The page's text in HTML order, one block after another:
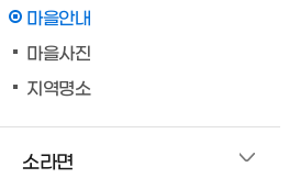
마을안내
마을사진
지역명소
소라면